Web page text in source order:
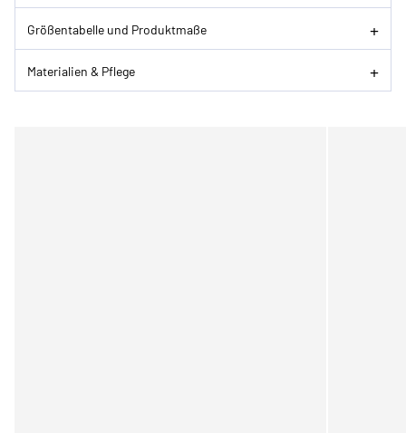
Größentabelle und Produktmaße
Materialien & Pflege